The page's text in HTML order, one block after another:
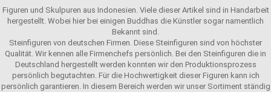
Figuren und Skulpuren aus Indonesien. Viele dieser Artikel sind in Handarbeit
hergestellt. Wobei hier bei einigen Buddhas die Künstler sogar namentlich
Bekannt sind.
Steinfiguren von deutschen Firmen. Diese Steinfiguren sind von höchster
Qualität. Wir kennen alle Firmenchefs persönlich. Bei den Steinfiguren die in
Deutschland hergestellt werden konnten wir den Produktionsprozess
persönlich begutachten. Für die Hochwertigkeit dieser Figuren kann ich
persönlich garantieren. In diesem Bereich werden wir unser Sortiment ständig